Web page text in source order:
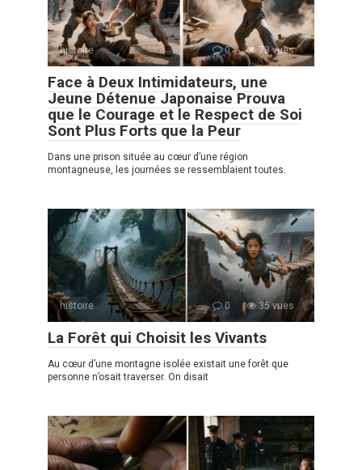
histoire 0 73 vues
Face à Deux Intimidateurs, une
Jeune Détenue Japonaise Prouva
que le Courage et le Respect de Soi
Sont Plus Forts que la Peur
Dans une prison située au cœur d’une région
montagneuse, les journées se ressemblaient toutes.
histoire 0 35 vues
La Forêt qui Choisit les Vivants
Au cœur d’une montagne isolée existait une forêt que
personne n’osait traverser. On disait